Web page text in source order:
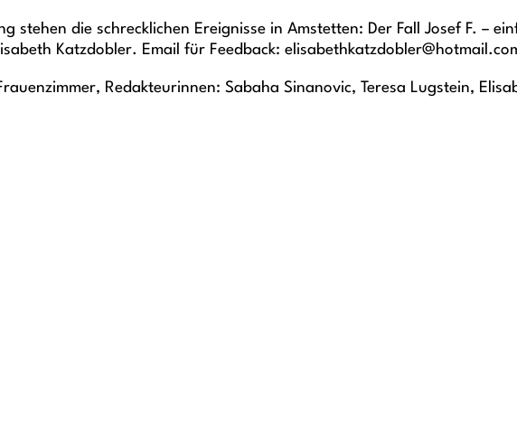
stehen die schrecklichen Ereignisse in Amstetten: Der Fall Josef F. –
Katzdobler. Email für Feedback:
Redakteurinnen: Sabaha Sinanovic, Teresa Lugstein,